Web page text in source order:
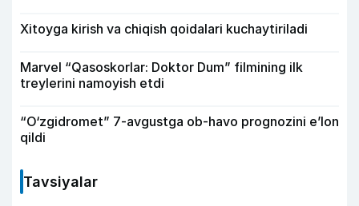
Xitoyga kirish va chiqish qoidalari kuchaytiriladi
Marvel “Qasoskorlar: Doktor Dum” filmining ilk
treylerini namoyish etdi
“O‘zgidromet” 7-avgustga ob-havo prognozini e’lon
qildi
Tavsiyalar